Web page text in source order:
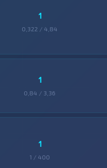
1
0,322 / 4,84
1
0,84 / 3,36
1
1 / 400